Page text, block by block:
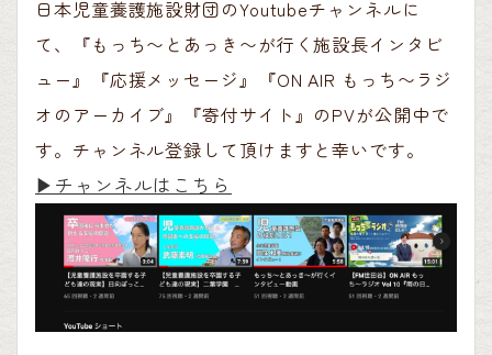
日本児童養護施設財団のYoutubeチャンネルに
て、『もっち〜とあっき〜が行く施設長インタビ
ュー』『応援メッセージ』『ON AIR もっち〜ラジ
オのアーカイブ』『寄付サイト』のPVが公開中で
す。チャンネル登録して頂けますと幸いです。
▶︎チャンネルはこちら